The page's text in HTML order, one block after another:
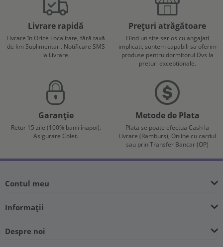
Livrare rapidă
Livrare în Orice Localitate, fără taxă
de km Suplimentari. Notificare SMS
la Livrare.
Prețuri atrăgătoare
Fiind un site serios cu angajati
implicati, suntem capabili sa oferim
produse pentru dormitorul Dvs la
preturi exceptionale.
Garanție
Retur 15 zile (100% banii înapoi).
Asigurare Colet.
Metode de Plata
Plata se poate efectua Cash la
Livrare (Ramburs), Online cu cardul
sau prin Transfer Bancar (OP)
Contul meu
Informații
Despre noi